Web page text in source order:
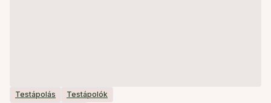
Testápolás
Testápolók